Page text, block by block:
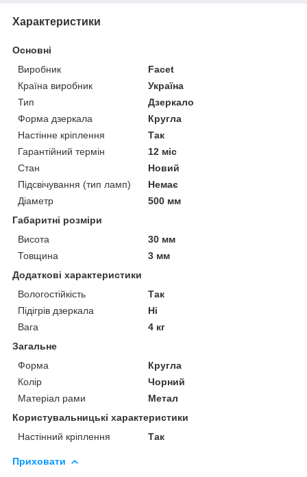
Характеристики
Основні
Виробник
Facet
Країна виробник
Україна
Тип
Дзеркало
Форма дзеркала
Кругла
Настінне кріплення
Так
Гарантійний термін
12 міс
Стан
Новий
Підсвічування (тип ламп)
Немає
Діаметр
500 мм
Габаритні розміри
Висота
30 мм
Товщина
3 мм
Додаткові характеристики
Вологостійкість
Так
Підігрів дзеркала
Ні
Вага
4 кг
Загальне
Форма
Кругла
Колір
Чорний
Матеріал рами
Метал
Користувальницькі характеристики
Настінний кріплення
Так
Приховати